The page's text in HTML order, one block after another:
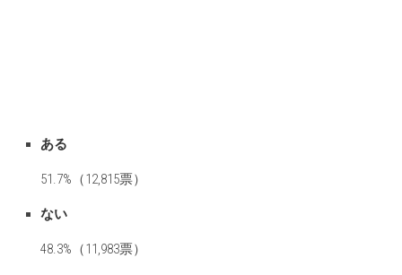
ある
51.7%（12,815票）
ない
48.3%（11,983票）